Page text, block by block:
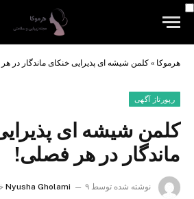
هرموکا » کلمن شیشه ای پذیرایی خنکای ماندگار در
رپورتاژ آگهی
کلمن شیشه ای
ماندگار در هر فصلی!
نوشته شده توسط Nyusha Gholami ۹ خرداد, ۱۴۰۳